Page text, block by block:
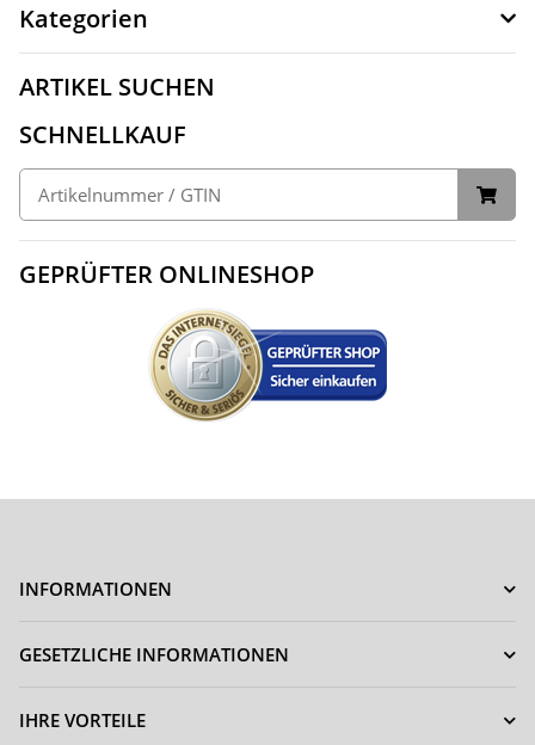
Kategorien
ARTIKEL SUCHEN
SCHNELLKAUF
GEPRÜFTER ONLINESHOP
INFORMATIONEN
GESETZLICHE INFORMATIONEN
IHRE VORTEILE